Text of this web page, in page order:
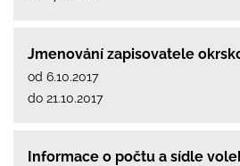
Jmenování zapisovatele
od 6.10.2017
do 21.10.2017
Informace o počtu a sídle